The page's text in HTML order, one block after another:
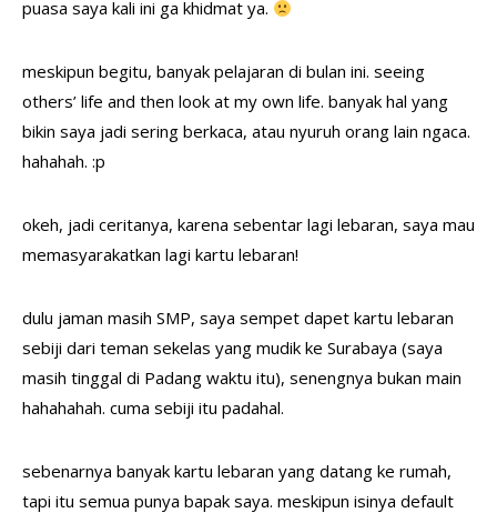
puasa saya kali ini ga khidmat ya.
meskipun begitu, banyak pelajaran di bulan ini. seeing
others’ life and then look at my own life. banyak hal yang
bikin saya jadi sering berkaca, atau nyuruh orang lain ngaca.
hahahah. :p
okeh, jadi ceritanya, karena sebentar lagi lebaran, saya mau
memasyarakatkan lagi kartu lebaran!
dulu jaman masih SMP, saya sempet dapet kartu lebaran
sebiji dari teman sekelas yang mudik ke Surabaya (saya
masih tinggal di Padang waktu itu), senengnya bukan main
hahahahah. cuma sebiji itu padahal.
sebenarnya banyak kartu lebaran yang datang ke rumah,
tapi itu semua punya bapak saya. meskipun isinya default